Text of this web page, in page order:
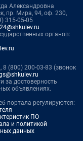
Александровна
пр. Мира, 94, оф. 230,
315-05-05
органов:
(800) 200-03-83 (звонок
за достоверность
объявлениях.
портала регулируются:
ПО
и политикой
данных